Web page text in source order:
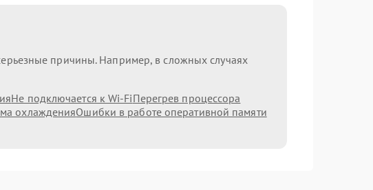
причины. Например, в сложных случаях
Не подключается к Wi-FiПерегрев процессора
охлажденияОшибки в работе оперативной памяти